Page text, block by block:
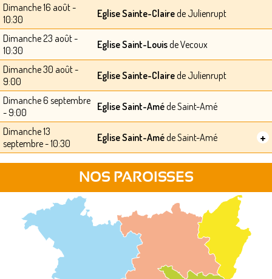
Dimanche 16 août -
10:30
Eglise Sainte-Clairede Julienrupt
Dimanche 23 août -
10:30
Eglise Saint-Louisde Vecoux
Dimanche 30 août -
9:00
Eglise Sainte-Clairede Julienrupt
Dimanche 6 septembre
- 9:00
Eglise Saint-Améde Saint-Amé
Dimanche 13
septembre - 10:30
Eglise Saint-Améde Saint-Amé +
NOS PAROISSES